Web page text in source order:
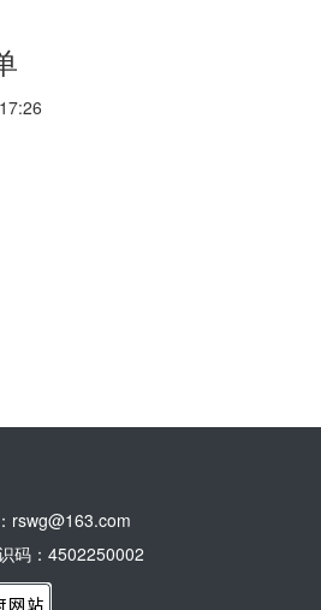
rswg@163.com
码：4502250002